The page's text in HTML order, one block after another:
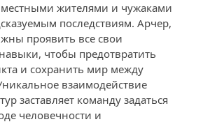
жителями и чужаками
последствиям. Арчер,
проявить все свои
чтобы предотвратить
и сохранить мир между
взаимодействие
заставляет команду задаться
человечности и